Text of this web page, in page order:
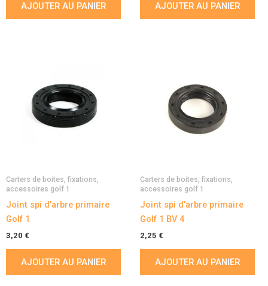
AJOUTER AU PANIER AJOUTER AU PANIER
Carters de boites, fixations,
accessoires golf 1
Joint spi d’arbre primaire
Golf 1
3,20 €
AJOUTER AU PANIER
Carters de boites, fixations,
accessoires golf 1
Joint spi d’arbre primaire
Golf 1 BV 4
2,25 €
AJOUTER AU PANIER